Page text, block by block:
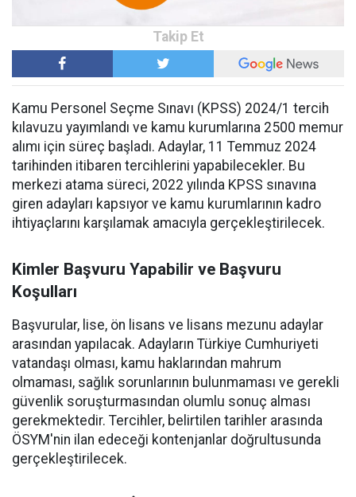
Kamu Personel Seçme Sınavı (KPSS) 2024/1 tercih
kılavuzu yayımlandı ve kamu kurumlarına 2500 memur
alımı için süreç başladı. Adaylar, 11 Temmuz 2024
tarihinden itibaren tercihlerini yapabilecekler. Bu
merkezi atama süreci, 2022 yılında KPSS sınavına
giren adayları kapsıyor ve kamu kurumlarının kadro
ihtiyaçlarını karşılamak amacıyla gerçekleştirilecek.
Kimler Başvuru Yapabilir ve Başvuru
Koşulları
Başvurular, lise, ön lisans ve lisans mezunu adaylar
arasından yapılacak. Adayların Türkiye Cumhuriyeti
vatandaşı olması, kamu haklarından mahrum
olmaması, sağlık sorunlarının bulunmaması ve gerekli
güvenlik soruşturmasından olumlu sonuç alması
gerekmektedir. Tercihler, belirtilen tarihler arasında
ÖSYM'nin ilan edeceği kontenjanlar doğrultusunda
gerçekleştirilecek.